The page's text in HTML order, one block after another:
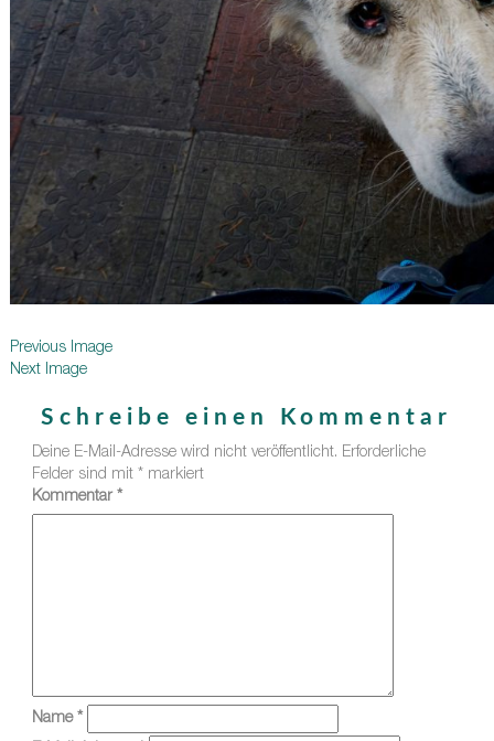
Previous Image
Next Image
Schreibe einen Kommentar
Deine E-Mail-Adresse wird nicht veröffentlicht. Erforderliche
Felder sind mit * markiert
Kommentar *
Name *